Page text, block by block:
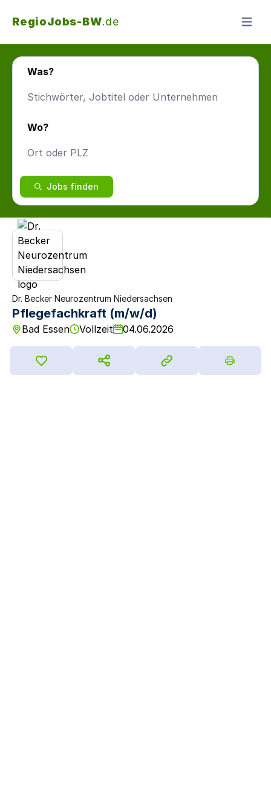
RegioJobs-BW.de Menü
Was?
Wo?
Jobs finden
Dr. Becker Neurozentrum Niedersachsen
Pflegefachkraft (m/w/d)
Bad Essen Vollzeit 04.06.2026